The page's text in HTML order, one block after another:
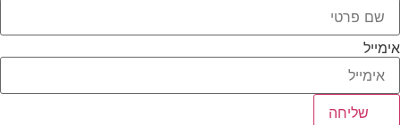
אימייל
שליחה